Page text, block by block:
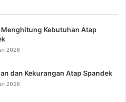
Menghitung Kebutuhan Atap
2026
dan Kekurangan Atap Spandek
2026